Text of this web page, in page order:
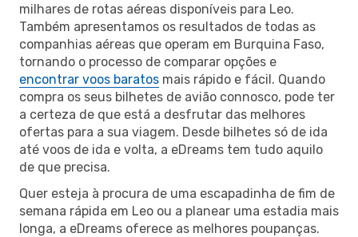
milhares de rotas aéreas disponíveis para Leo.
Também apresentamos os resultados de todas as
companhias aéreas que operam em Burquina Faso,
tornando o processo de comparar opções e
encontrar voos baratos mais rápido e fácil. Quando
compra os seus bilhetes de avião connosco, pode ter
a certeza de que está a desfrutar das melhores
ofertas para a sua viagem. Desde bilhetes só de ida
até voos de ida e volta, a eDreams tem tudo aquilo
de que precisa.
Quer esteja à procura de uma escapadinha de fim de
semana rápida em Leo ou a planear uma estadia mais
longa, a eDreams oferece as melhores poupanças.